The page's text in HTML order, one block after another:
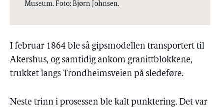
Museum. Foto: Bjørn Johnsen.
I februar 1864 ble så gipsmodellen transportert til
Akershus, og samtidig ankom granittblokkene,
trukket langs Trondheimsveien på sledeføre.
Neste trinn i prosessen ble kalt punktering. Det var